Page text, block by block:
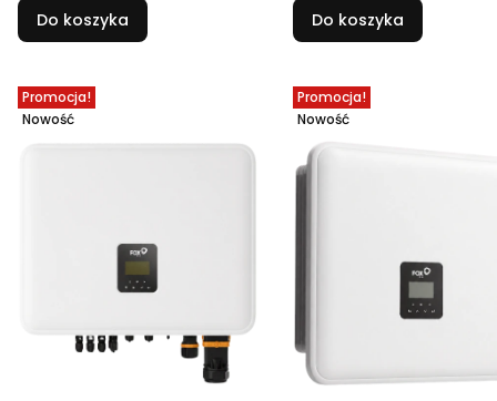
Do koszyka Do koszyka
Promocja!
Nowość
Promocja!
Nowość